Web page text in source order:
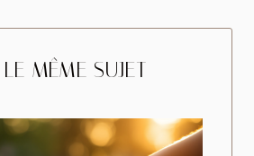
MÊME SUJET